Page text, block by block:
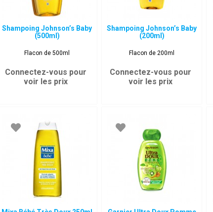
Shampoing Johnson’s Baby
(500ml)
Flacon de 500ml
Connectez-vous pour
voir les prix
Shampoing Johnson’s Baby
(200ml)
Flacon de 200ml
Connectez-vous pour
voir les prix